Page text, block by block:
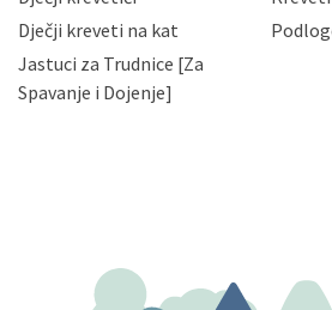
zatražiti prestanak aktivnosti
podataka. Opoziv privole možete
gore navedenu adresu ili e-
Dječji kreveti na kat
Jastuci za Trudnice [Za
Spavanje i Dojenje]